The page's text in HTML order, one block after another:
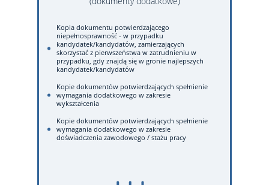
Kopia dokumentu potwierdzającego
niepełnosprawność - w przypadku
kandydatek/kandydatów, zamierzających
skorzystać z pierwszeństwa w zatrudnieniu w
przypadku, gdy znajdą się w gronie najlepszych
kandydatek/kandydatów
Kopie dokumentów potwierdzających spełnienie
wymagania dodatkowego w zakresie
wykształcenia
Kopie dokumentów potwierdzających spełnienie
wymagania dodatkowego w zakresie
doświadczenia zawodowego / stażu pracy